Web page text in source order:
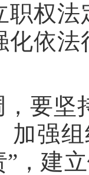
职权
化依
要坚
加强
，建